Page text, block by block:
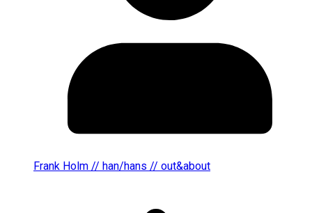
Frank Holm // han/hans // out&about